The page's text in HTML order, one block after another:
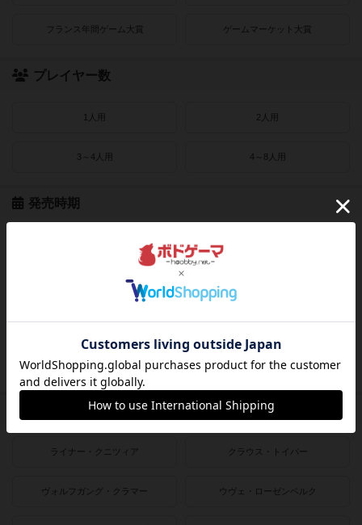
フランス年間ゲーム大賞 ゲームマーケット大賞
プレイヤー数
1人用 2人用
3～4人用 4～8人用
発売時期
2000〜2010年 1990〜2000年
1980〜1990年 1950〜1980年
ライナー・クニツィア クラウス・トイバー
ヴォルフガング・クラマー ウヴェ・ローゼンベルク